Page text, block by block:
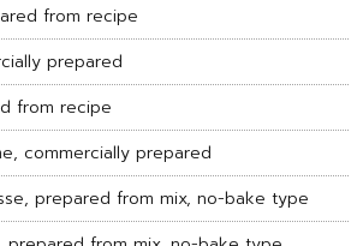
from recipe
prepared
from recipe
commercially prepared
prepared from mix, no-bake type